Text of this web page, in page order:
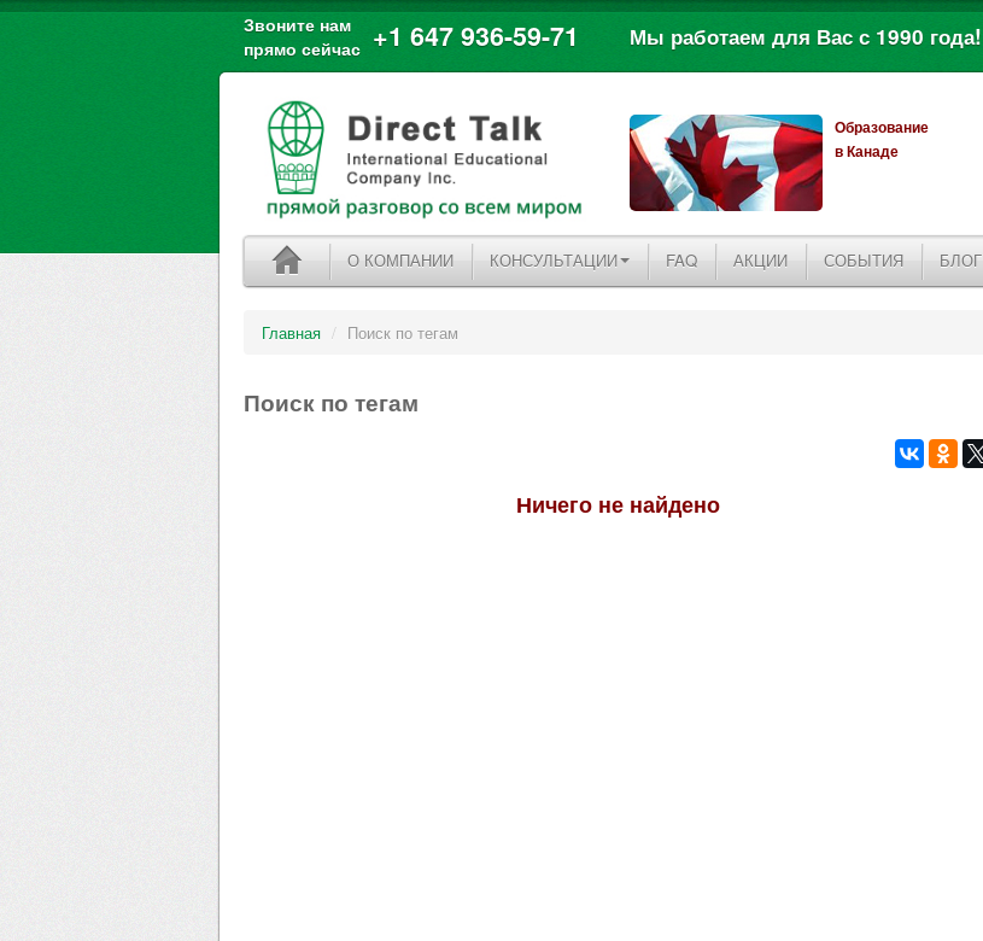
Звоните нам
прямо сейчас +1 647 936-59-71 Мы работаем для Вас с 1990 года!
Образование
в Канаде
О КОМПАНИИ КОНСУЛЬТАЦИИ FAQ АКЦИИ СОБЫТИЯ БЛОГ
Главная / Поиск по тегам
Поиск по тегам
Ничего не найдено